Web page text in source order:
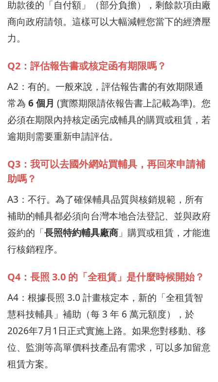
助款後的「自付額」（部分負擔），剩餘款項由廠
商向政府請領。這樣可以大幅減輕您當下的經濟壓
力。
Q2：評估報告書或核定函有期限嗎？
A2：有的。一般來說，評估報告書的有效期限通
常為 6 個月 (實際期限請依報告書上記載為準)。您
必須在期限內持核定函完成輔具的購買或租賃，若
逾期則需要重新申請評估。
Q3：我可以去國外網站買輔具，再回來申請補
助嗎？
A3：不行。為了確保輔具品質與核銷規範，所有
補助的輔具都必須向台灣本地合法登記、並與政府
簽約的「長照特約輔具廠商 」購買或租賃，才能進
行核銷程序。
Q4：長照 3.0 的「全租賃」是什麼時候開始？
A4：根據長照 3.0 計畫核定本，新的「全租賃智
慧科技輔具」補助（每 3 年 6 萬元額度），於
2026年7月1日正式實施上路。如果您對移動、移
位、監測等高單價科技產品有需求，可以多加留意
租賃方案。